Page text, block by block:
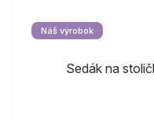
Náš výrobok
Sedák na